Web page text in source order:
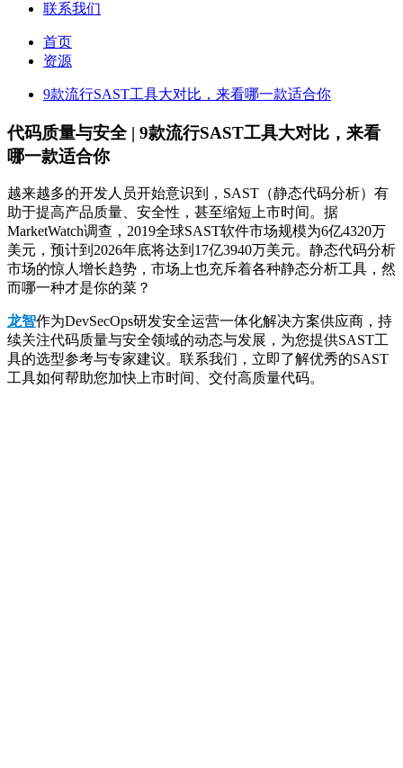
联系我们
首页
资源
9款流行SAST工具大对比，来看哪一款适合你
代码质量与安全 | 9款流行SAST工具大对比，来看
哪一款适合你
越来越多的开发人员开始意识到，SAST（静态代码分析）有
助于提高产品质量、安全性，甚至缩短上市时间。据
MarketWatch调查，2019全球SAST软件市场规模为6亿4320万
美元，预计到2026年底将达到17亿3940万美元。静态代码分析
市场的惊人增长趋势，市场上也充斥着各种静态分析工具，然
而哪一种才是你的菜？
龙智作为DevSecOps研发安全运营一体化解决方案供应商，持
续关注代码质量与安全领域的动态与发展，为您提供SAST工
具的选型参考与专家建议。联系我们，立即了解优秀的SAST
工具如何帮助您加快上市时间、交付高质量代码。